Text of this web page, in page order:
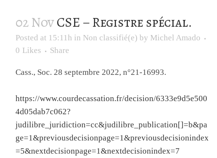
02 NovCSE – Registre spécial.
Posted at 15:11h in Non classifié(e) by Michel Amado
0 Likes Share
Cass., Soc. 28 septembre 2022, n°21-16993.
https://www.courdecassation.fr/decision/6333e9d5e500
4d05dab7c062?
judilibre_juridiction=cc&judilibre_publication[]=b&pa
ge=1&previousdecisionpage=1&previousdecisionindex
=5&nextdecisionpage=1&nextdecisionindex=7